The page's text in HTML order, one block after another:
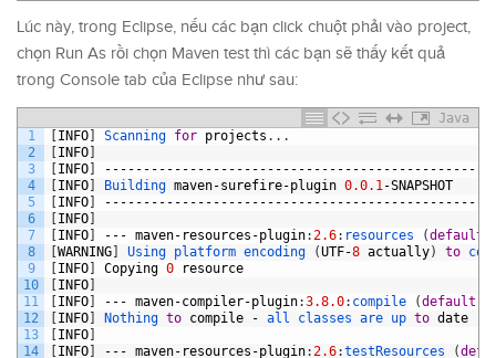
Lúc này, trong Eclipse, nếu các bạn click chuột phải vào project,
chọn Run As rồi chọn Maven test thì các bạn sẽ thấy kết quả
trong Console tab của Eclipse như sau:
Java
1
2
3
4
5
6
7
8
9
10
11
12
13
14
[INFO] Scanning for projects . . .
[INFO]
[INFO]
[INFO] Building maven-surefire-plugin 0.0.1 -SNAPSHOT
[INFO]
[INFO]
[INFO] --- maven- resources -plugin: 2.6: resources (default
[WARNING] Using platform encoding (UTF-8 actually) to
[INFO] Copying 0
resource
[INFO]
[INFO] --- maven-compiler-plugin:3.8.0: compile (default
[INFO] Nothing to compile - all classes are up to date
[INFO]
[INFO] --- maven- resources -plugin: 2.6:testResources (